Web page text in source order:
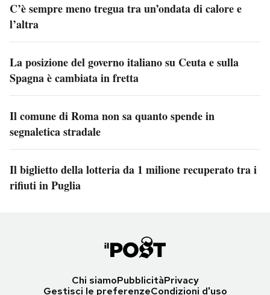
C’è sempre meno tregua tra un’ondata di calore e
l’altra
La posizione del governo italiano su Ceuta e sulla
Spagna è cambiata in fretta
Il comune di Roma non sa quanto spende in
segnaletica stradale
Il biglietto della lotteria da 1 milione recuperato tra i
rifiuti in Puglia
Chi siamoPubblicitàPrivacy
Gestisci le preferenzeCondizioni d'uso